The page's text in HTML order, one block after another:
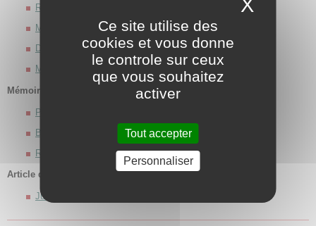
Rêves et visions alchimiques
Microcosme
Dans les profondeurs
Musiques
Mémoires de l’Océan
Plainte des âmes perdues
Bateaux oubliés
Racines marines
Article de présentation des poésies
Jung, Rimbaud, vers l’alchimie poétique
Ce site utilise des
cookies et vous donne
le controle sur ceux
que vous souhaitez
activer
Tout accepter
Personnaliser
X